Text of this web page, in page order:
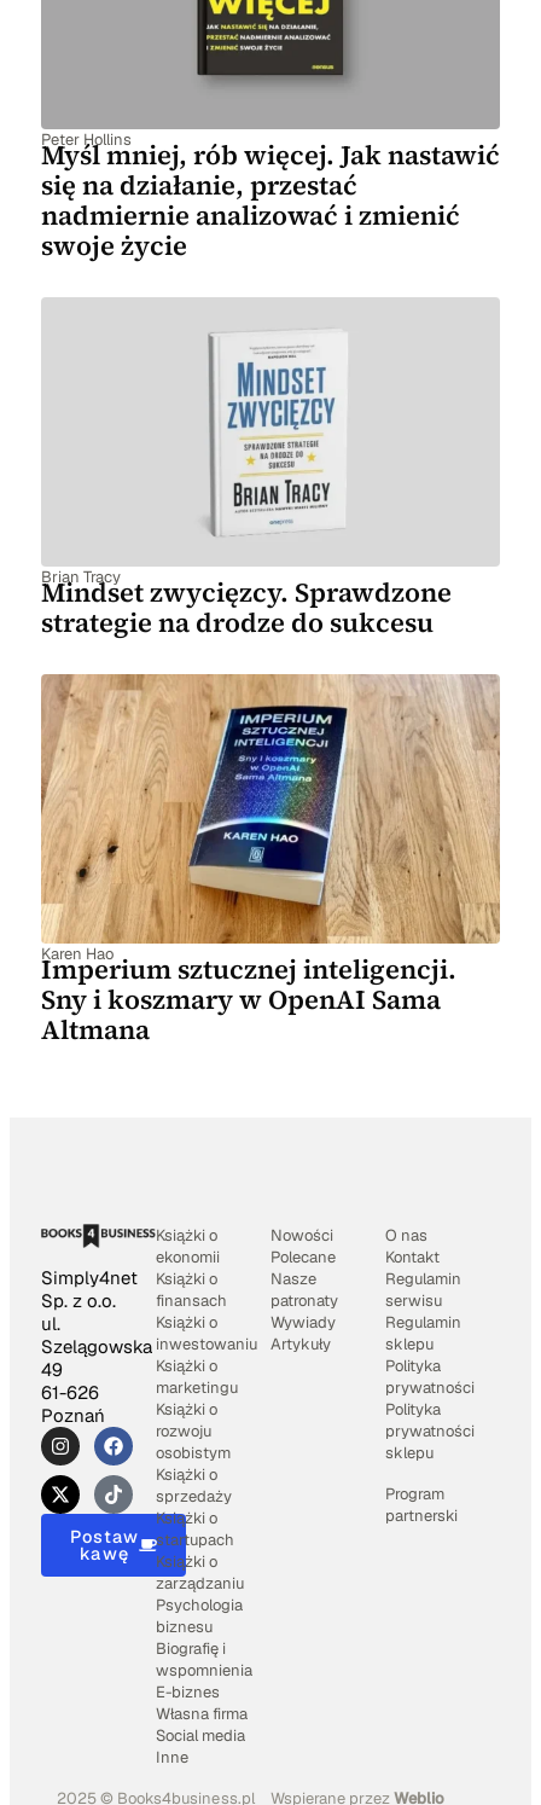
Peter Hollins
Myśl mniej, rób więcej. Jak nastawić
się na działanie, przestać
nadmiernie analizować i zmienić
swoje życie
Brian Tracy
Mindset zwycięzcy. Sprawdzone
strategie na drodze do sukcesu
Karen Hao
Imperium sztucznej inteligencji.
Sny i koszmary w OpenAI Sama
Altmana
Simply4net
Sp. z o.o.
ul.
Szelągowska
49
61-626
Poznań
Postaw
kawę
Książki o
ekonomii
Książki o
finansach
Książki o
inwestowaniu
Książki o
marketingu
Książki o
rozwoju
osobistym
Książki o
sprzedaży
Książki o
startupach
Książki o
zarządzaniu
Psychologia
biznesu
Biografię i
wspomnienia
E-biznes
Własna firma
Social media
Inne
Nowości
Polecane
Nasze
patronaty
Wywiady
Artykuły
O nas
Kontakt
Regulamin
serwisu
Regulamin
sklepu
Polityka
prywatności
Polityka
prywatności
sklepu
Program
partnerski
2025 © Books4business.pl Wspierane przezWeblio